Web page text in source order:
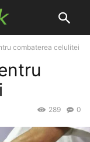
combaterea celulitei
0
289